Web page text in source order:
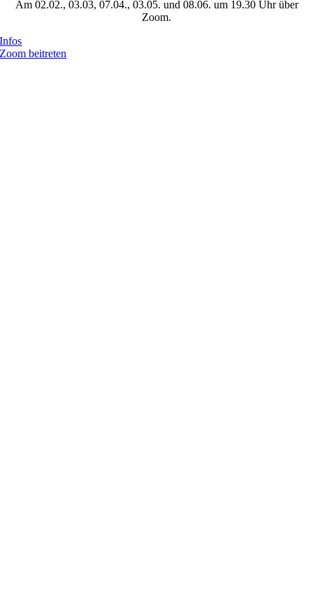
Am 02.02., 03.03, 07.04., 03.05. und 08.06. um 19.30 Uhr über
Zoom.
Infos
Zoom beitreten